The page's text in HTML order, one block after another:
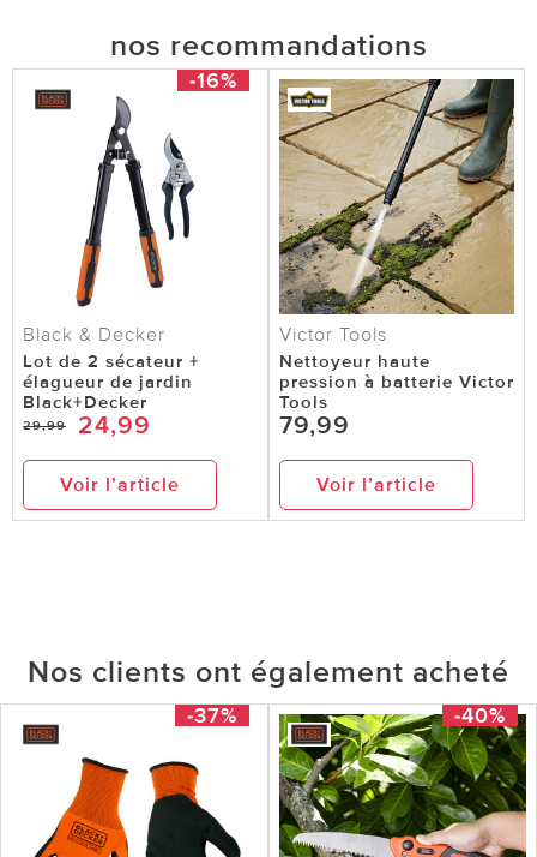
nos recommandations
-16%
Black & Decker
Lot de 2 sécateur +
élagueur de jardin
Black+Decker
29,99 24,99
Voir l’article
Victor Tools
Nettoyeur haute
pression à batterie Victor
Tools
79,99
Voir l’article
Nos clients ont également acheté
-37% -40%